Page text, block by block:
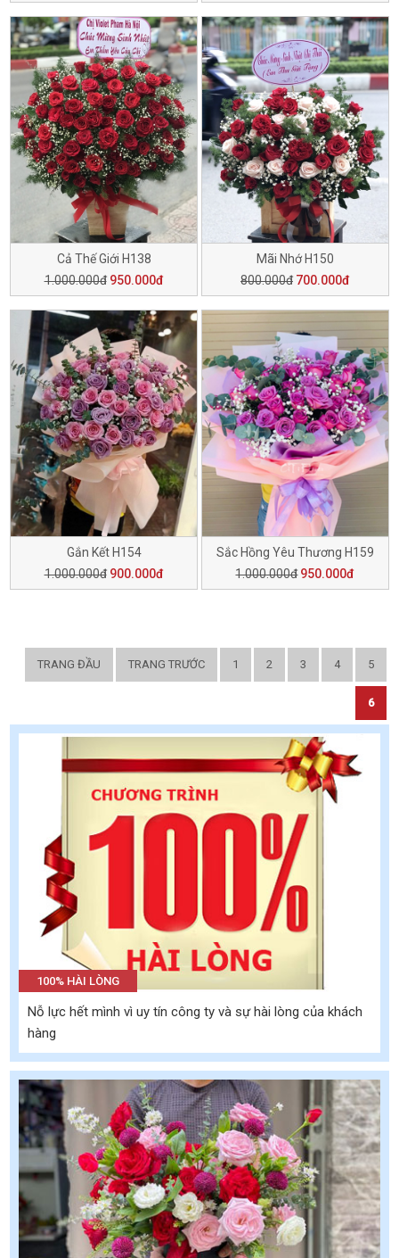
Cả Thế Giới H138
1.000.000đ 950.000đ
Mãi Nhớ H150
800.000đ 700.000đ
Gắn Kết H154
1.000.000đ 900.000đ
Sắc Hồng Yêu Thương H159
1.000.000đ 950.000đ
TRANG ĐẦU TRANG TRƯỚC 1 2 3 4 5
6
100% HÀI LÒNG
Nỗ lực hết mình vì uy tín công ty và sự hài lòng của khách
hàng